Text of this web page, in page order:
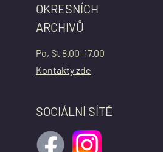
OKRESNÍCH
ARCHIVŮ
Po, St 8.00–17.00
Kontakty zde
SOCIÁLNÍ SÍTĚ